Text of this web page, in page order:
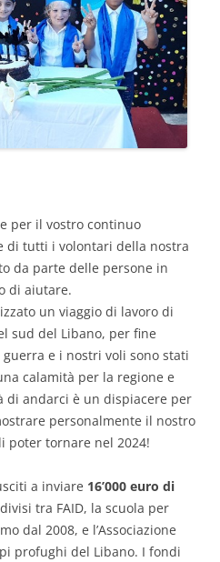
per il vostro continuo
di tutti i volontari della nostra
da parte delle persone in
di aiutare.
un viaggio di lavoro di
sud del Libano, per fine
e i nostri voli sono stati
calamità per la regione e
di andarci è un dispiacere per
personalmente il nostro
poter tornare nel 2024!
a inviare 16’000 euro di
tra FAID, la scuola per
dal 2008, e l’Associazione
profughi del Libano. I fondi